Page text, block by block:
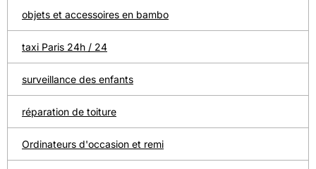
objets et accessoires en bambo
taxi Paris 24h / 24
surveillance des enfants
réparation de toiture
Ordinateurs d'occasion et remi